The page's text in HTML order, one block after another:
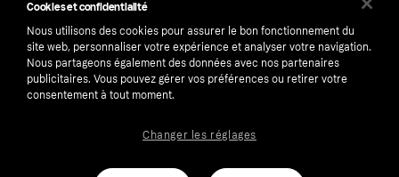
number: 556737-0431
Cookies et confidentialité
Nous utilisons des cookies pour assurer le bon fonctionnement du
site web, personnaliser votre expérience et analyser votre navigation.
Nous partageons également des données avec nos partenaires
publicitaires. Vous pouvez gérer vos préférences ou retirer votre
consentement à tout moment.
Changer les réglages